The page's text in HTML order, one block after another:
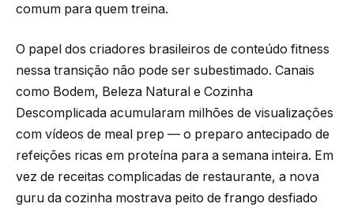
comum para quem treina.
O papel dos criadores brasileiros de conteúdo fitness
nessa transição não pode ser subestimado. Canais
como Bodem, Beleza Natural e Cozinha
Descomplicada acumularam milhões de visualizações
com vídeos de meal prep — o preparo antecipado de
refeições ricas em proteína para a semana inteira. Em
vez de receitas complicadas de restaurante, a nova
guru da cozinha mostrava peito de frango desfiado